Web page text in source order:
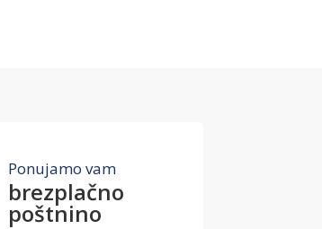
Ponujamo vam
brezplačno
poštnino